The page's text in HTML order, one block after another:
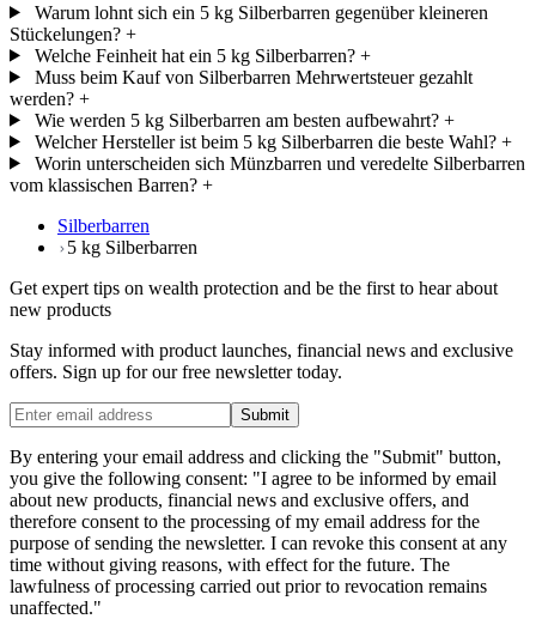
Warum lohnt sich ein 5 kg Silberbarren gegenüber kleineren
Stückelungen? +
Welche Feinheit hat ein 5 kg Silberbarren? +
Muss beim Kauf von Silberbarren Mehrwertsteuer gezahlt
werden? +
Wie werden 5 kg Silberbarren am besten aufbewahrt? +
Welcher Hersteller ist beim 5 kg Silberbarren die beste Wahl? +
Worin unterscheiden sich Münzbarren und veredelte Silberbarren
vom klassischen Barren? +
Silberbarren
5 kg Silberbarren
Get expert tips on wealth protection and be the first to hear about
new products
Stay informed with product launches, financial news and exclusive
offers. Sign up for our free newsletter today.
Submit
By entering your email address and clicking the "Submit" button,
you give the following consent: "I agree to be informed by email
about new products, financial news and exclusive offers, and
therefore consent to the processing of my email address for the
purpose of sending the newsletter. I can revoke this consent at any
time without giving reasons, with effect for the future. The
lawfulness of processing carried out prior to revocation remains
unaffected."